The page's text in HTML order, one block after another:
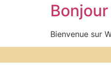
Bienvenue sur